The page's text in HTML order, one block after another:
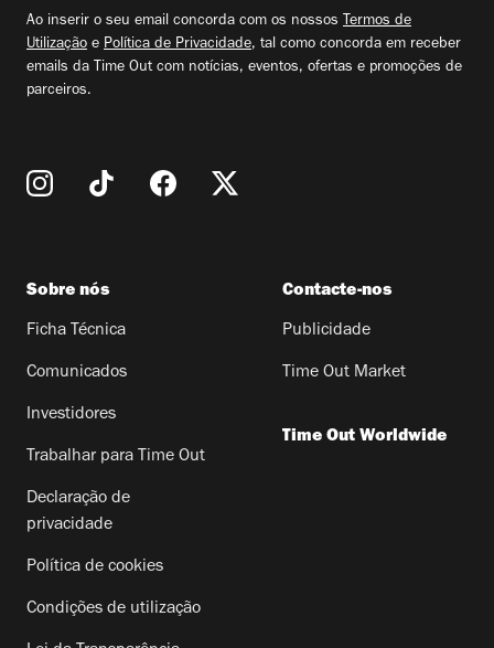
Ao inserir o seu email concorda com os nossos Termos de
Utilização e Política de Privacidade, tal como concorda em receber
emails da Time Out com notícias, eventos, ofertas e promoções de
parceiros.
Sobre nós
Ficha Técnica
Comunicados
Investidores
Trabalhar para Time Out
Declaração de
privacidade
Política de cookies
Condições de utilização
Contacte-nos
Publicidade
Time Out Market
Time Out Worldwide